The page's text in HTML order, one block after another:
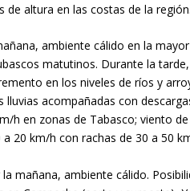
altura en las costas de la región.
ambiente cálido en la
matutinos. Durante la
en los niveles de ríos y
acompañadas con
h en zonas de Tabasco; viento
20 km/h con rachas de 30 a 50
mañana, ambiente cálido.